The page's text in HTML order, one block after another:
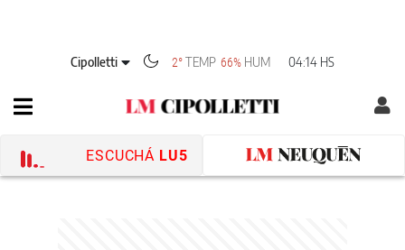
Cipolletti 2° TEMP 66% HUM 04:14 HS
ESCUCHÁ LU5